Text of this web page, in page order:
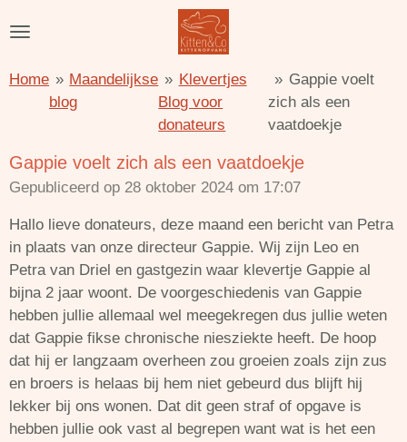
direct
de
hoofdinhoud
Home » Maandelijkse
blog
» Klevertjes
Blog voor
donateurs
» Gappie voelt
zich als een
vaatdoekje
Gappie voelt zich als een vaatdoekje
Gepubliceerd op 28 oktober 2024 om 17:07
Hallo lieve donateurs, deze maand een bericht van Petra
in plaats van onze directeur Gappie. Wij zijn Leo en
Petra van Driel en gastgezin waar klevertje Gappie al
bijna 2 jaar woont. De voorgeschiedenis van Gappie
hebben jullie allemaal wel meegekregen dus jullie weten
dat Gappie fikse chronische niesziekte heeft. De hoop
dat hij er langzaam overheen zou groeien zoals zijn zus
en broers is helaas bij hem niet gebeurd dus blijft hij
lekker bij ons wonen. Dat dit geen straf of opgave is
hebben jullie ook vast al begrepen want wat is het een